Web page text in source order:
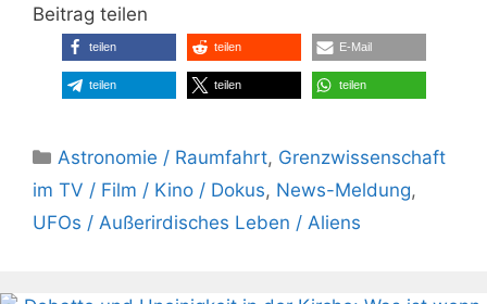
Beitrag teilen
teilen teilen E-Mail
teilen teilen teilen
Kategorien
Astronomie / Raumfahrt, Grenzwissenschaft
im TV / Film / Kino / Dokus, News-Meldung,
UFOs / Außerirdisches Leben / Aliens